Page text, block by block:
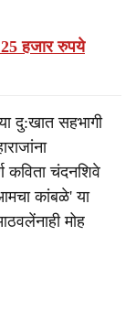
हजार रुपये
दु:खात सहभागी
चंदनशिवे
कांबळे' या
मोह